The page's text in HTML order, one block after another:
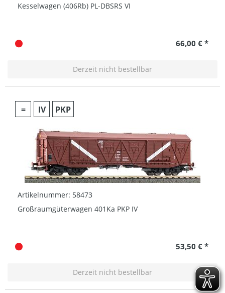
Kesselwagen (406Rb) PL-DBSRS VI
66,00 € *
Derzeit nicht bestellbar
= IV PKP
Artikelnummer: 58473
Großraumgüterwagen 401Ka PKP IV
53,50 € *
Derzeit nicht bestellbar